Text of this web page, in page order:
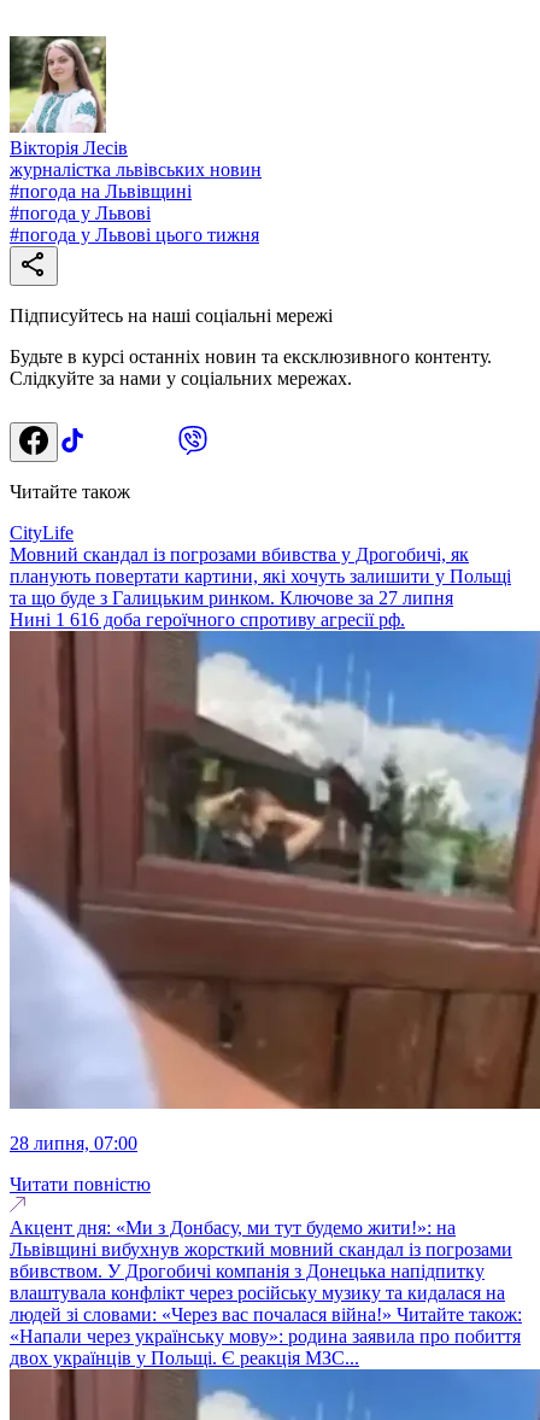
Вікторія Лесів
журналістка львівських новин
#погода на Львівщині
#погода у Львові
#погода у Львові цього тижня
Підписуйтесь на наші соціальні мережі
Будьте в курсі останніх новин та ексклюзивного контенту.
Слідкуйте за нами у соціальних мережах.
Читайте також
CityLife
Мовний скандал із погрозами вбивства у Дрогобичі, як
планують повертати картини, які хочуть залишити у Польщі
та що буде з Галицьким ринком. Ключове за 27 липня
Нині 1 616 доба героїчного спротиву агресії рф.
28 липня, 07:00
Читати повністю
Акцент дня: «Ми з Донбасу, ми тут будемо жити!»: на
Львівщині вибухнув жорсткий мовний скандал із погрозами
вбивством. У Дрогобичі компанія з Донецька напідпитку
влаштувала конфлікт через російську музику та кидалася на
людей зі словами: «Через вас почалася війна!» Читайте також:
«Напали через українську мову»: родина заявила про побиття
двох українців у Польщі. Є реакція МЗС...